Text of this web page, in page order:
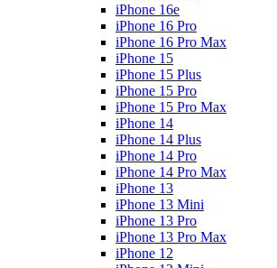
iPhone 16e
iPhone 16 Pro
iPhone 16 Pro Max
iPhone 15
iPhone 15 Plus
iPhone 15 Pro
iPhone 15 Pro Max
iPhone 14
iPhone 14 Plus
iPhone 14 Pro
iPhone 14 Pro Max
iPhone 13
iPhone 13 Mini
iPhone 13 Pro
iPhone 13 Pro Max
iPhone 12